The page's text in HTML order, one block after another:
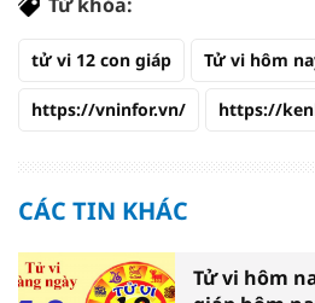
tử vi 12 con giáp Tử vi hôm
https://vninfor.vn/ https://
CÁC TIN KHÁC
Tử vi hôm